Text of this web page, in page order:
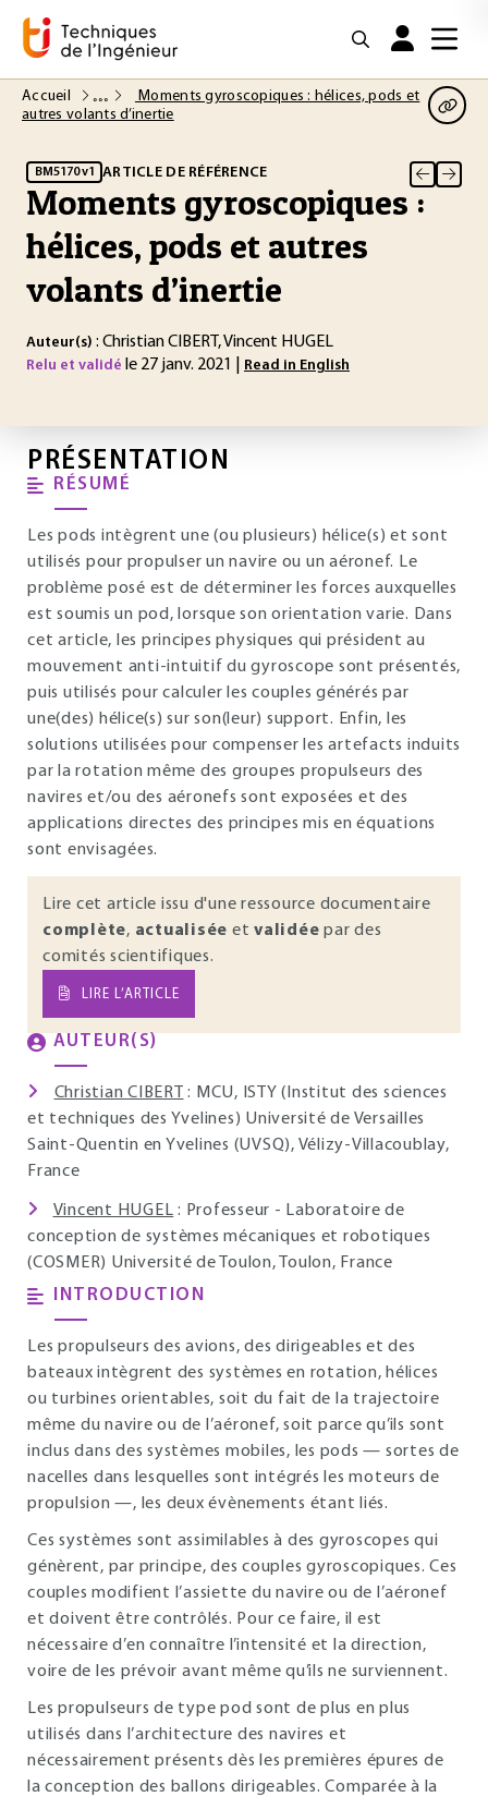
Accueil
Moments gyroscopiques : hélices, pods et
autres volants d’inertie
BM5170 v1 ARTICLE DE RÉFÉRENCE
Moments gyroscopiques :
hélices, pods et autres
volants d’inertie
Auteur(s) : Christian CIBERT, Vincent HUGEL
Relu et validé le 27 janv. 2021 | Read in English
PRÉSENTATION
RÉSUMÉ
Les pods intègrent une (ou plusieurs) hélice(s) et sont
utilisés pour propulser un navire ou un aéronef. Le
problème posé est de déterminer les forces auxquelles
est soumis un pod, lorsque son orientation varie. Dans
cet article, les principes physiques qui président au
mouvement anti-intuitif du gyroscope sont présentés,
puis utilisés pour calculer les couples générés par
une(des) hélice(s) sur son(leur) support. Enfin, les
solutions utilisées pour compenser les artefacts induits
par la rotation même des groupes propulseurs des
navires et/ou des aéronefs sont exposées et des
applications directes des principes mis en équations
sont envisagées.
Lire cet article issu d'une ressource documentaire
complète, actualisée et validée par des
comités scientifiques.
LIRE L’ARTICLE
AUTEUR(S)
Christian CIBERT
: MCU, ISTY (Institut des sciences
et techniques des Yvelines) Université de Versailles
Saint-Quentin en Yvelines (UVSQ), Vélizy-Villacoublay,
France
Vincent HUGEL : Professeur - Laboratoire de
conception de systèmes mécaniques et robotiques
(COSMER) Université de Toulon, Toulon, France
INTRODUCTION
Les propulseurs des avions, des dirigeables et des
bateaux intègrent des systèmes en rotation, hélices
ou turbines orientables, soit du fait de la trajectoire
même du navire ou de l’aéronef, soit parce qu’ils sont
inclus dans des systèmes mobiles, les pods — sortes de
nacelles dans lesquelles sont intégrés les moteurs de
propulsion —, les deux évènements étant liés.
Ces systèmes sont assimilables à des gyroscopes qui
génèrent, par principe, des couples gyroscopiques. Ces
couples modifient l’assiette du navire ou de l’aéronef
et doivent être contrôlés. Pour ce faire, il est
nécessaire d’en connaître l’intensité et la direction,
voire de les prévoir avant même qu’ils ne surviennent.
Les propulseurs de type pod sont de plus en plus
utilisés dans l’architecture des navires et
nécessairement présents dès les premières épures de
la conception des ballons dirigeables. Comparée à la